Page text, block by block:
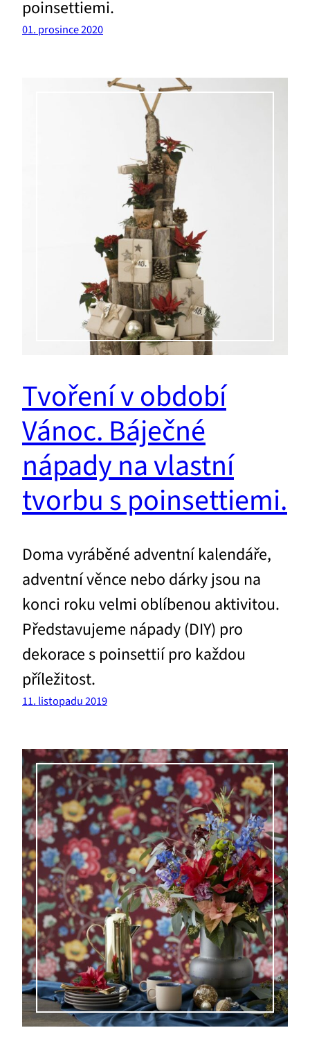
poinsettiemi.
01. prosince 2020
Tvoření v období
Vánoc. Báječné
nápady na vlastní
tvorbu s poinsettiemi.
Doma vyráběné adventní kalendáře,
adventní věnce nebo dárky jsou na
konci roku velmi oblíbenou aktivitou.
Představujeme nápady (DIY) pro
dekorace s poinsettií pro každou
příležitost.
11. listopadu 2019